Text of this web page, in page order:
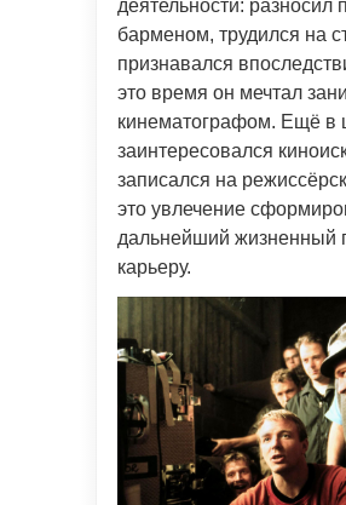
деятельности: разносил
барменом, трудился на
признавался
это время он мечтал
кинематографом. Ещё в
заинтересовался
записался на
это увлечение
дальнейший жизненный
карьеру.